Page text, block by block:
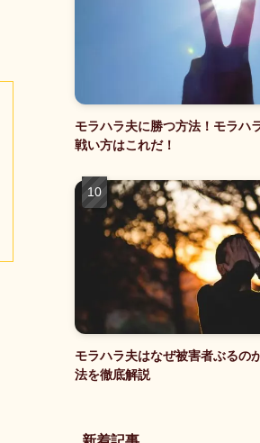
モラハラ夫に勝つ方法！モラハ
戦い方はこれだ！
モラハラ夫はなぜ被害者ぶるの
法を徹底解説